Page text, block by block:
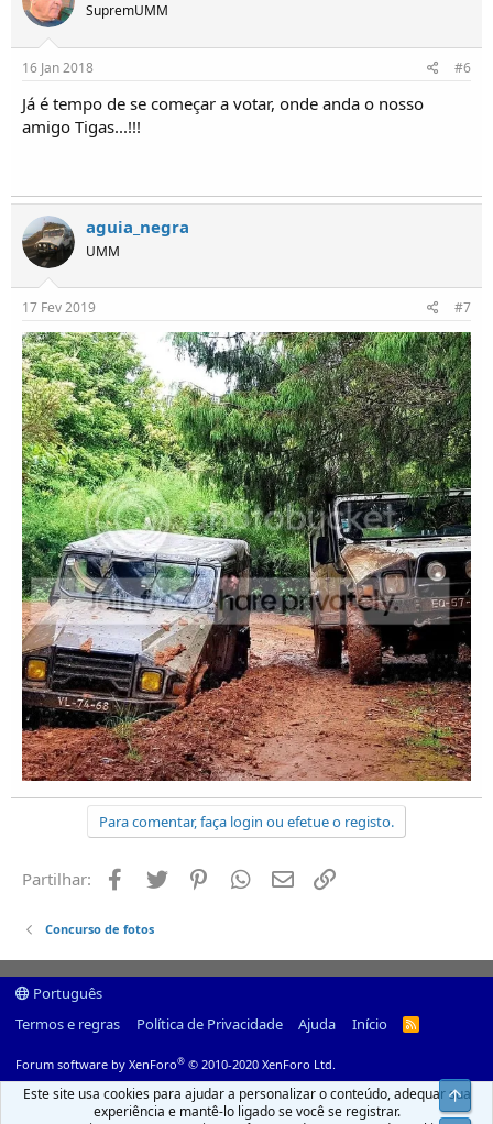
SupremUMM
16 Jan 2018 #6
Já é tempo de se começar a votar, onde anda o nosso
amigo Tigas...!!!
aguia_negra
UMM
17 Fev 2019 #7
Para comentar, faça login ou efetue o registo.
Partilhar: Facebook
Twitter PinterestWhatsapp
Email
Concurso de fotos
Português
Termos e regras
Política de Privacidade Ajuda Início
R
Forum software by XenForo® © 2010-2020 XenForo Ltd.
Este site usa cookies para ajudar a personalizar o conteúdo, adequar sua
experiência e mantê-lo ligado se você se registrar.
Top